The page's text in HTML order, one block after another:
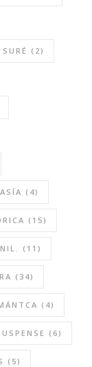
(2)
(4)
(15)
(11)
(34)
(4)
(6)
(5)